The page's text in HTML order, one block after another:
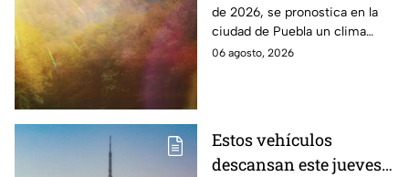
2026
de 2026, se pronostica en la
ciudad de Puebla un clima
cálido con bajas probabilidades
06 agosto, 2026
Estos vehículos
descansan este jueves 6